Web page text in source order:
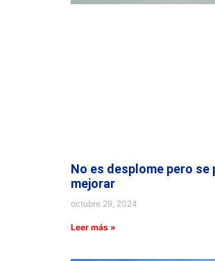
No es desplome pero se
mejorar
octubre 29, 2024
Leer más »